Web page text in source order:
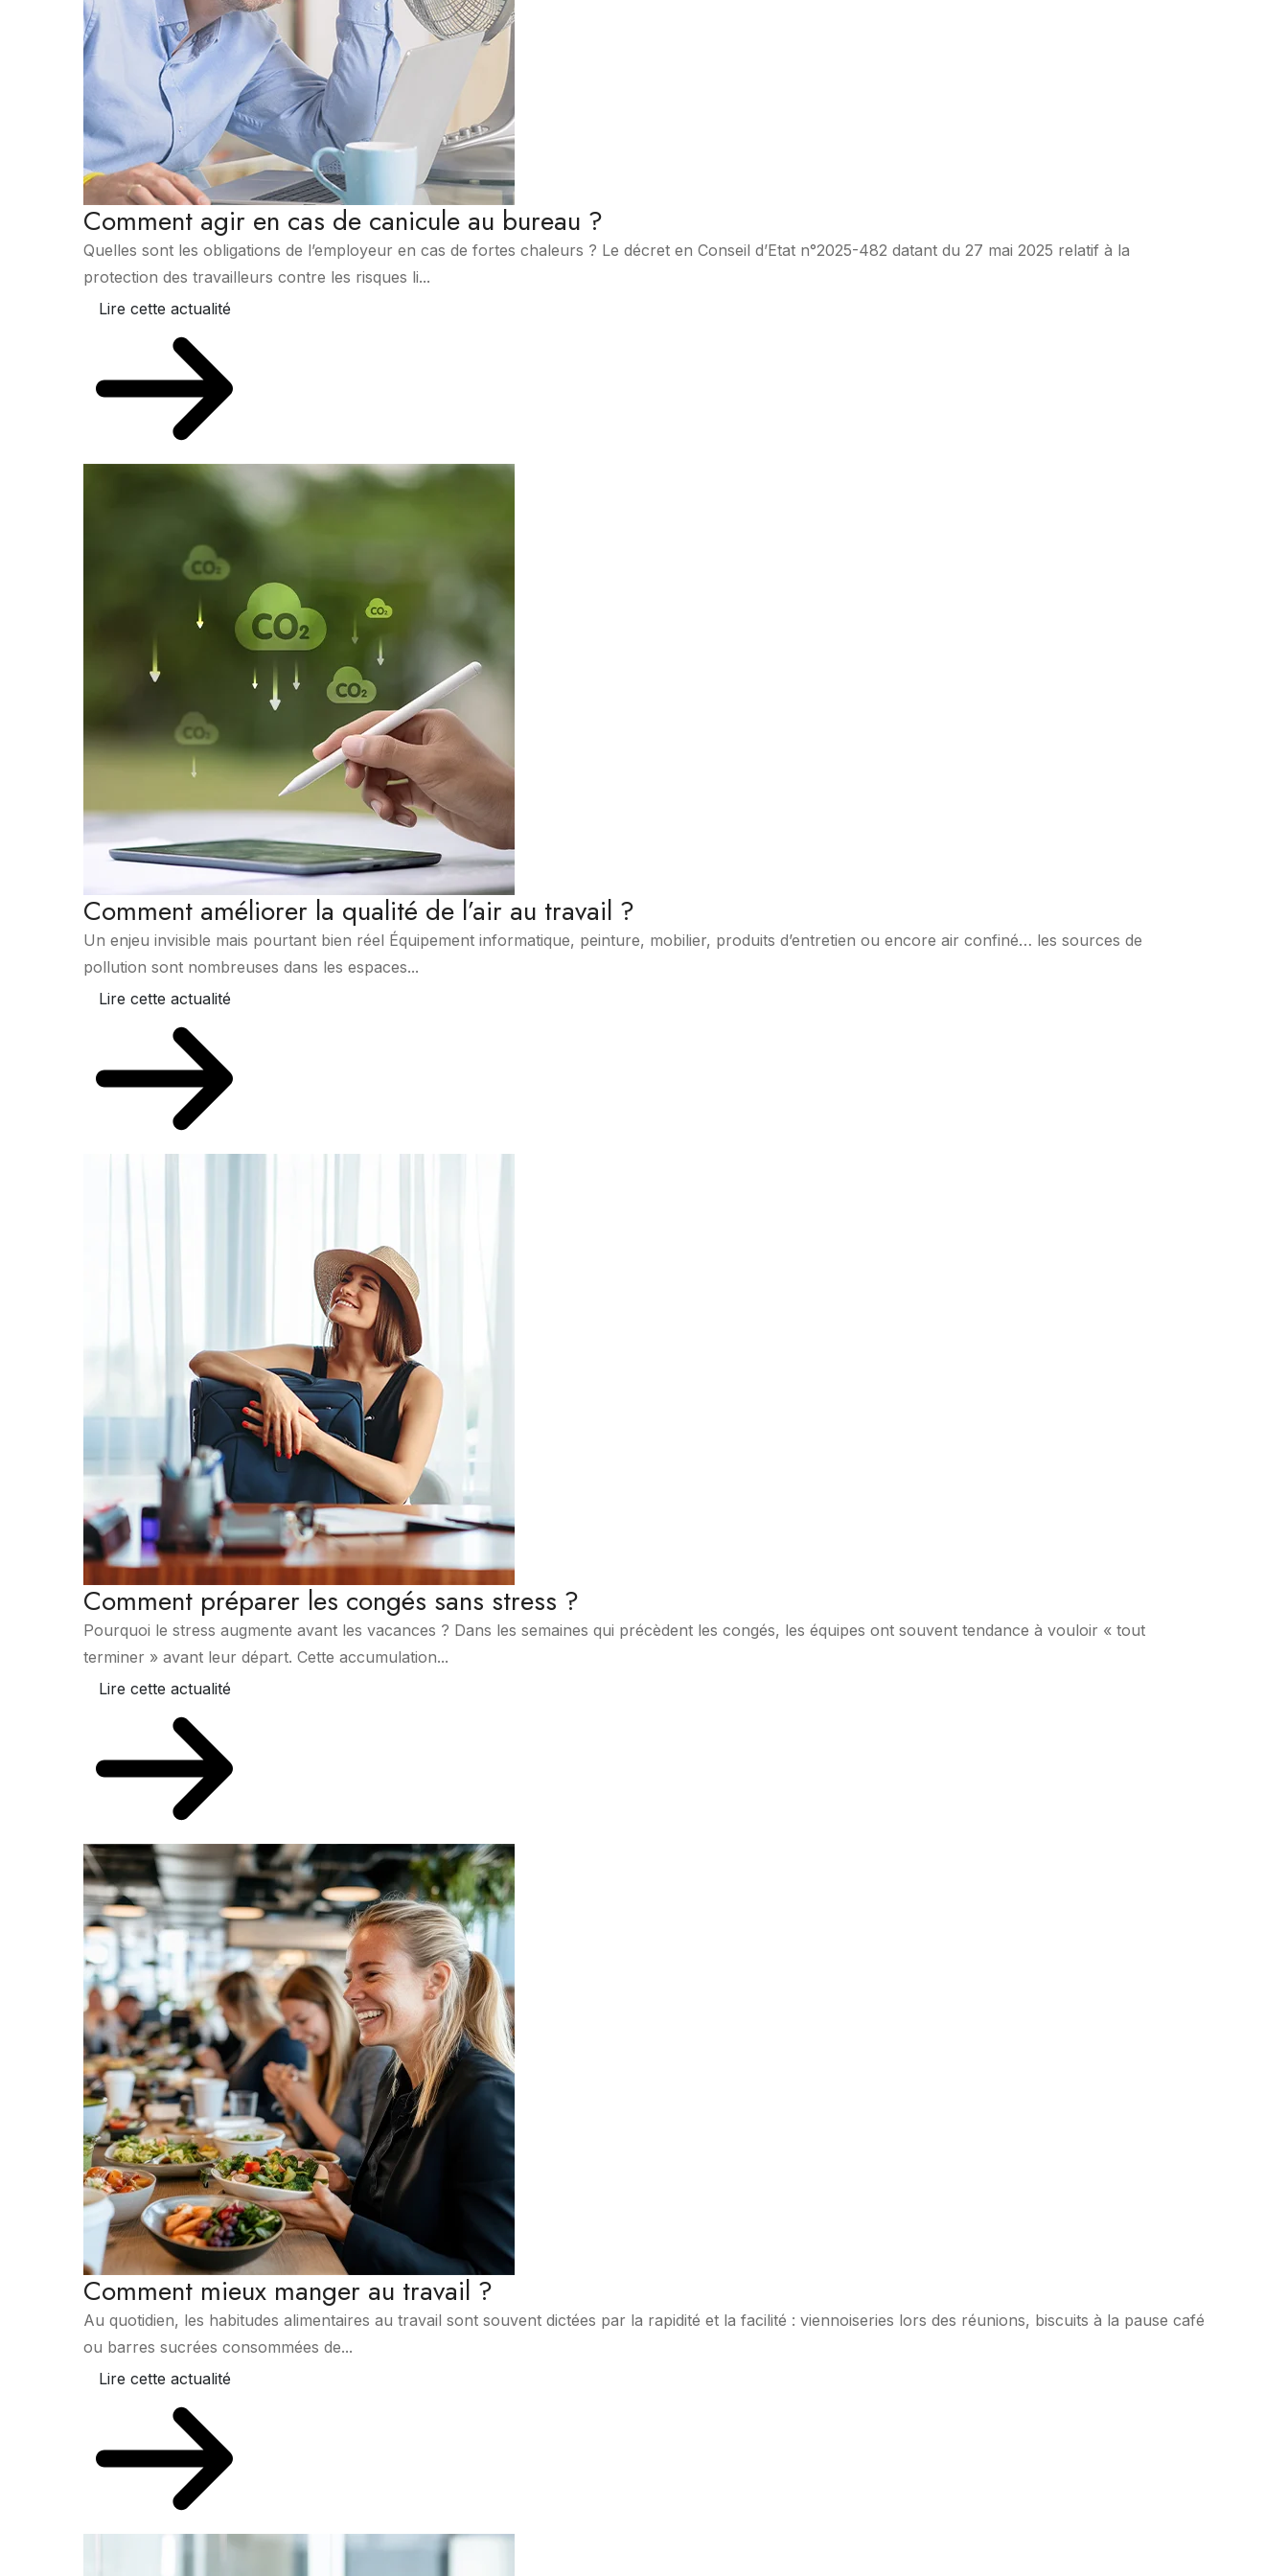
Comment agir en cas de canicule au bureau ?
Quelles sont les obligations de l’employeur en cas de fortes chaleurs ? Le décret en Conseil d’Etat n°2025-482 datant du 27 mai 2025 relatif à la
protection des travailleurs contre les risques li...
Lire cette actualité
Comment améliorer la qualité de l’air au travail ?
Un enjeu invisible mais pourtant bien réel Équipement informatique, peinture, mobilier, produits d’entretien ou encore air confiné… les sources de
pollution sont nombreuses dans les espaces...
Lire cette actualité
Comment préparer les congés sans stress ?
Pourquoi le stress augmente avant les vacances ? Dans les semaines qui précèdent les congés, les équipes ont souvent tendance à vouloir « tout
terminer » avant leur départ. Cette accumulation...
Lire cette actualité
Comment mieux manger au travail ?
Au quotidien, les habitudes alimentaires au travail sont souvent dictées par la rapidité et la facilité : viennoiseries lors des réunions, biscuits à la pause café
ou barres sucrées consommées de...
Lire cette actualité